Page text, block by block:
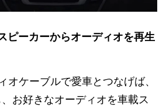
ピーカーからオーディオを再生
オケーブルで愛車とつなげば、
お好きなオーディオを車載ス